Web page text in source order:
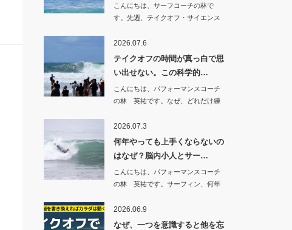
こんにちは、サーフコーチの林で
す。先週、テイクオフ・サイエンス
2026.07.6
テイクオフの時間が真っ白で思
い出せない。この科学的…
こんにちは、パフォーマンスコーチ
の林 英祐です。なぜ、どれだけ練
2026.07.3
何年やっても上手くならないの
はなぜ？脳内小人とサー…
こんにちは、パフォーマンスコーチ
の林 英祐です。サーフィン、何年
2026.06.9
なぜ、一つを意識すると他を忘